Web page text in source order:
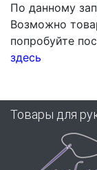
По данному
Возможно
попробуйте
здесь
Товары для